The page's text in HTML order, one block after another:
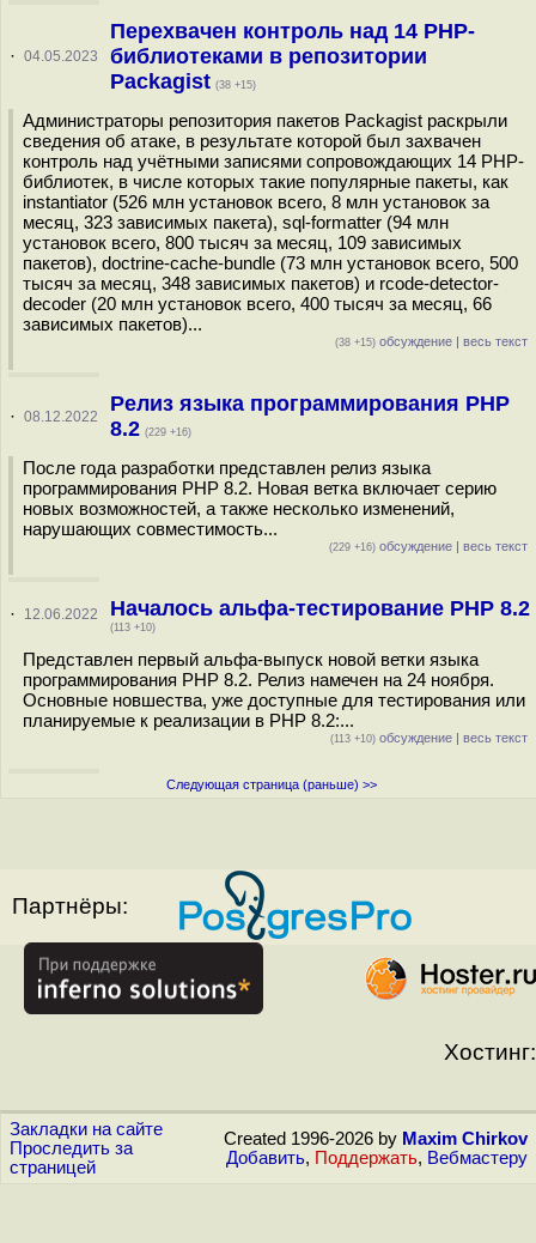
· 04.05.2023
Перехвачен контроль над 14 PHP-
библиотеками в репозитории
Packagist (38 +15)
Администраторы репозитория пакетов Packagist раскрыли
сведения об атаке, в результате которой был захвачен
контроль над учётными записями сопровождающих 14 PHP-
библиотек, в числе которых такие популярные пакеты, как
instantiator (526 млн установок всего, 8 млн установок за
месяц, 323 зависимых пакета), sql-formatter (94 млн
установок всего, 800 тысяч за месяц, 109 зависимых
пакетов), doctrine-cache-bundle (73 млн установок всего, 500
тысяч за месяц, 348 зависимых пакетов) и rcode-detector-
decoder (20 млн установок всего, 400 тысяч за месяц, 66
зависимых пакетов)...
(38 +15) обсуждение | весь текст
· 08.12.2022
Релиз языка программирования PHP
8.2 (229 +16)
После года разработки представлен релиз языка
программирования PHP 8.2. Новая ветка включает серию
новых возможностей, а также несколько изменений,
нарушающих совместимость...
(229 +16) обсуждение | весь текст
· 12.06.2022 Началось альфа-тестирование PHP 8.2
(113 +10)
Представлен первый альфа-выпуск новой ветки языка
программирования PHP 8.2. Релиз намечен на 24 ноября.
Основные новшества, уже доступные для тестирования или
планируемые к реализации в PHP 8.2:...
(113 +10) обсуждение | весь текст
Следующая страница (раньше) >>
Партнёры:
Хостинг:
Закладки на сайте
Проследить за
страницей
Created 1996-2026 by Maxim Chirkov
Добавить, Поддержать, Вебмастеру